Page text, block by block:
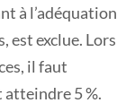
à l’adéquation
est exclue. Lors
il faut
5 %.